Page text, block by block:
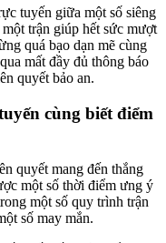
tuyến giữa một số siêng
trận giúp hết sức mượt
quá bạo dạn mẽ cùng
mất đầy đủ thông báo
quyết bảo an.
cùng biết điểm
quyết mang đến thắng
một số thời điểm ưng ý
một số quy trình trận
số may mắn.